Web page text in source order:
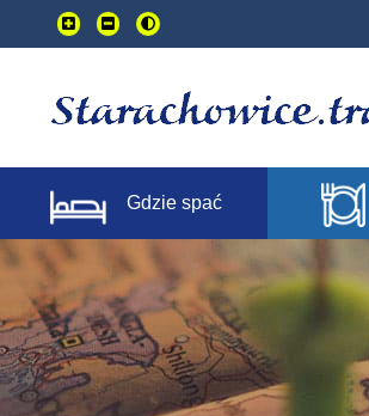
Przejdź
do
treści
głownej
Gdzie spać